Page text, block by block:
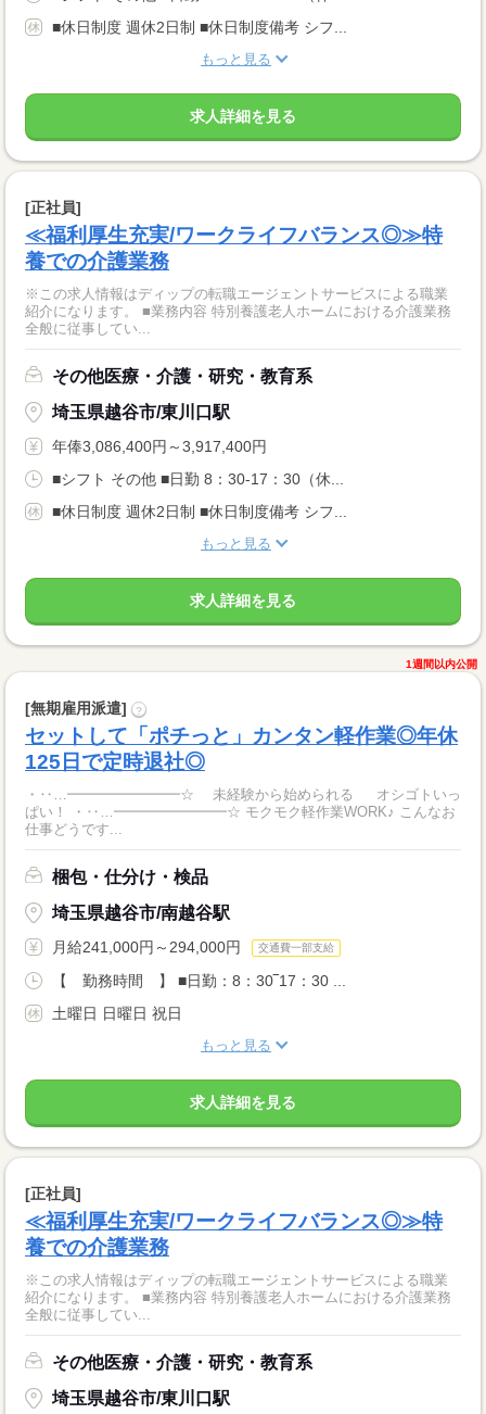
■休日制度 週休2日制 ■休日制度備考 シフ...
もっと見る
求人詳細を見る
[正社員]
≪福利厚生充実/ワークライフバランス◎≫特
養での介護業務
※この求人情報はディップの転職エージェントサービスによる職業
紹介になります。 ■業務内容 特別養護老人ホームにおける介護業務
全般に従事してい...
その他医療・介護・研究・教育系
埼玉県越谷市/東川口駅
年俸3,086,400円～3,917,400円
■シフト その他 ■日勤 8：30-17：30（休...
■休日制度 週休2日制 ■休日制度備考 シフ...
もっと見る
求人詳細を見る
1週間以内公開
[無期雇用派遣] ?
セットして「ポチっと」カンタン軽作業◎年休
125日で定時退社◎
・‥…━━━━━━━━☆ 未経験から始められる オシゴトいっ
ぱい！ ・‥…━━━━━━━━☆ モクモク軽作業WORK♪ こんなお
仕事どうです...
梱包・仕分け・検品
埼玉県越谷市/南越谷駅
月給241,000円～294,000円 交通費一部支給
【 勤務時間 】 ■日勤：8：30‾17：30 ...
土曜日 日曜日 祝日
もっと見る
求人詳細を見る
[正社員]
≪福利厚生充実/ワークライフバランス◎≫特
養での介護業務
※この求人情報はディップの転職エージェントサービスによる職業
紹介になります。 ■業務内容 特別養護老人ホームにおける介護業務
全般に従事してい...
その他医療・介護・研究・教育系
埼玉県越谷市/東川口駅